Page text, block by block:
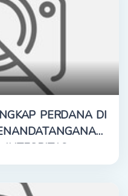
PERDANA DI